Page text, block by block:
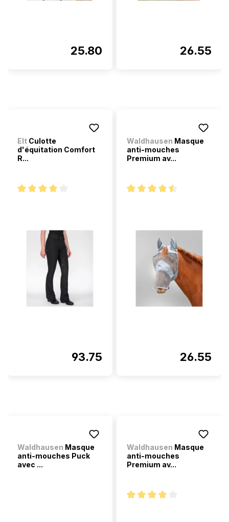
25.80 26.55
Elt Culotte
d'équitation Comfort
R...
93.75
Waldhausen Masque
anti-mouches
Premium av...
26.55
Waldhausen Masque
anti-mouches Puck
avec ...
Waldhausen Masque
anti-mouches
Premium av...